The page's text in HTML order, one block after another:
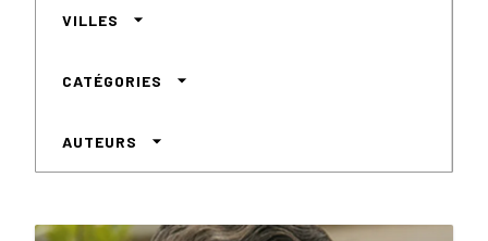
VILLES arrow_drop_down
CATÉGORIES arrow_drop_down
AUTEURS arrow_drop_down